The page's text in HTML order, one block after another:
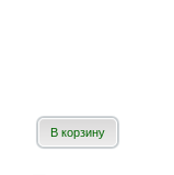
В корзину